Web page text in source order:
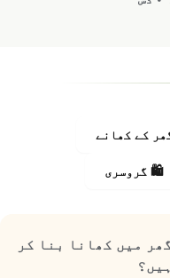
کے کھانے
🛍️ گروسری
میں کھانا بنا کر